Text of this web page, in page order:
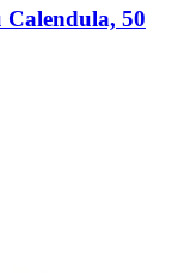
Calendula, 50